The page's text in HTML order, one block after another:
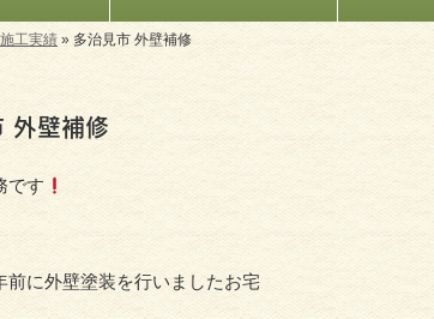
施工実績 » 多治見市 外壁補修
外壁補修
です
前に外壁塗装を行いましたお宅